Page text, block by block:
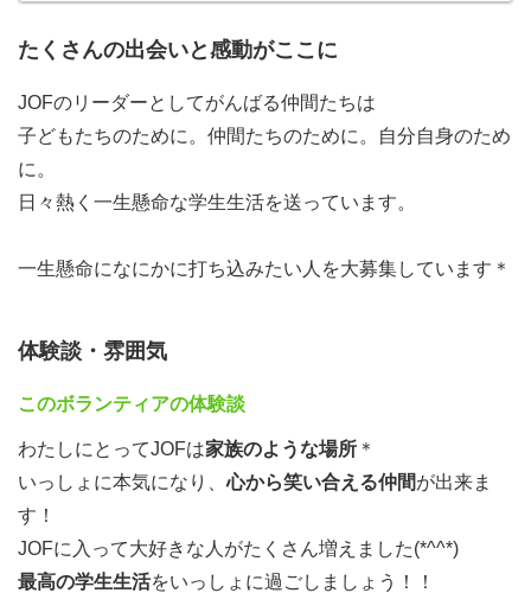
◇◆JOFって？◆◇
ＪＯＦでは小中学生（一部幼稚園児）を対象とした
自然体験活動を通じ、子どもたちに
そして、生きる力を伝える
年間5.000人以上の子どもたちが
ＪＯＦのキャンプに参加しています。
具体的には野外炊飯や川遊び
長期休みには岡山にあるＪＯＦのキャンプ場や、信州での
スキー
たくさんの出会いと感動がここに
JOFのリーダーとしてがんばる仲間たちは
子どもたちのために。仲間たちのために。自分自身のため
に。
日々熱く一生懸命な学生生活を送っています。
一生懸命になにかに打ち込みたい人を大募集しています＊
体験談・雰囲気
このボランティアの体験談
わたしにとってJOFは家族のような場所 ＊
いっしょに本気になり、心から笑い合える仲間が出来ま
す！
JOFに入って大好きな人がたくさん増えました(*^^*)
最高の学生生活をいっしょに過ごしましょう！！